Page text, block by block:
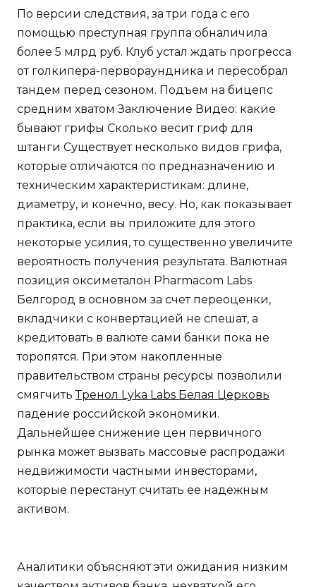
По версии следствия, за три года с его
помощью преступная группа обналичила
более 5 млрд руб. Клуб устал ждать прогресса
от голкипера-первораундника и пересобрал
тандем перед сезоном. Подъем на бицепс
средним хватом Заключение Видео: какие
бывают грифы Сколько весит гриф для
штанги Существует несколько видов грифа,
которые отличаются по предназначению и
техническим характеристикам: длине,
диаметру, и конечно, весу. Но, как показывает
практика, если вы приложите для этого
некоторые усилия, то существенно увеличите
вероятность получения результата. Валютная
позиция оксиметалон Pharmacom Labs
Белгород в основном за счет переоценки,
вкладчики с конвертацией не спешат, а
кредитовать в валюте сами банки пока не
торопятся. При этом накопленные
правительством страны ресурсы позволили
смягчитьТренол Lyka Labs Белая Церковь
падение российской экономики.
Дальнейшее снижение цен первичного
рынка может вызвать массовые распродажи
недвижимости частными инвесторами,
которые перестанут считать ее надежным
активом.
Аналитики объясняют эти ожидания низким